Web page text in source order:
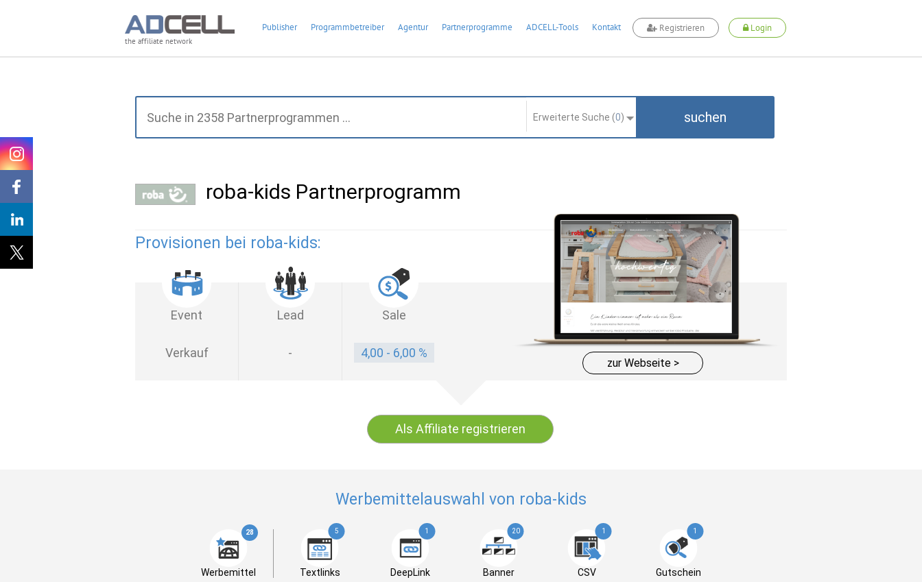
the affiliate network
Publisher Programmbetreiber Agentur Partnerprogramme ADCELL-Tools Kontakt Registrieren Login
Erweiterte Suche (0) suchen
roba-kids Partnerprogramm
Provisionen bei roba-kids:
Event Lead Sale
Verkauf - 4,00 - 6,00 %
zur Webseite >
Als Affiliate registrieren
Werbemittelauswahl von roba-kids
28
Werbemittel
5
Textlinks
1
DeepLink
20
Banner
1
CSV
1
Gutschein